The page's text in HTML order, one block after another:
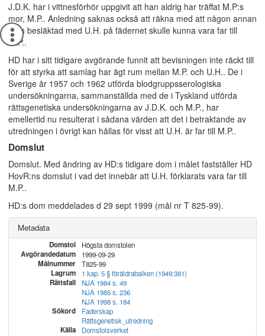
J.D.K. har i vittnesförhör uppgivit att han aldrig har träffat M.P:s
mor, M.P.. Anledning saknas också att räkna med att någon annan
man besläktad med U.H. på fädernet skulle kunna vara far till
M.P..
HD har i sitt tidigare avgörande funnit att bevisningen inte räckt till
för att styrka att samlag har ägt rum mellan M.P. och U.H.. De i
Sverige år 1957 och 1962 utförda blodgruppsserologiska
undersökningarna, sammanställda med de i Tyskland utförda
rättsgenetiska undersökningarna av J.D.K. och M.P., har
emellertid nu resulterat i sådana värden att det i betraktande av
utredningen i övrigt kan hållas för visst att U.H. är far till M.P..
Domslut
Domslut. Med ändring av HD:s tidigare dom i målet fastställer HD
HovR:ns domslut i vad det innebär att U.H. förklarats vara far till
M.P..
HD:s dom meddelades d 29 sept 1999 (mål nr T 825-99).
Metadata
Domstol Högsta domstolen
Avgörandedatum 1999-09-29
Målnummer T825-99
Lagrum 1 kap. 5 § föräldrabalken (1949:381)
Rättsfall
NJA 1984 s. 49
NJA 1985 s. 236
NJA 1998 s. 184
Sökord
Faderskap
Rättsgenetisk_utredning
Källa Domstolsverket